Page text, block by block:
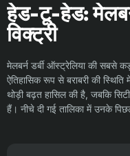
हेड-टू-हेड:
विक्ट्री
मेलबर्न डर्बी ऑस्ट्रेलिया की सबसे
ऐतिहासिक रूप से बराबरी की
थोड़ी बढ़त हासिल की है, जबकि
हैं। नीचे दी गई तालिका में उनके